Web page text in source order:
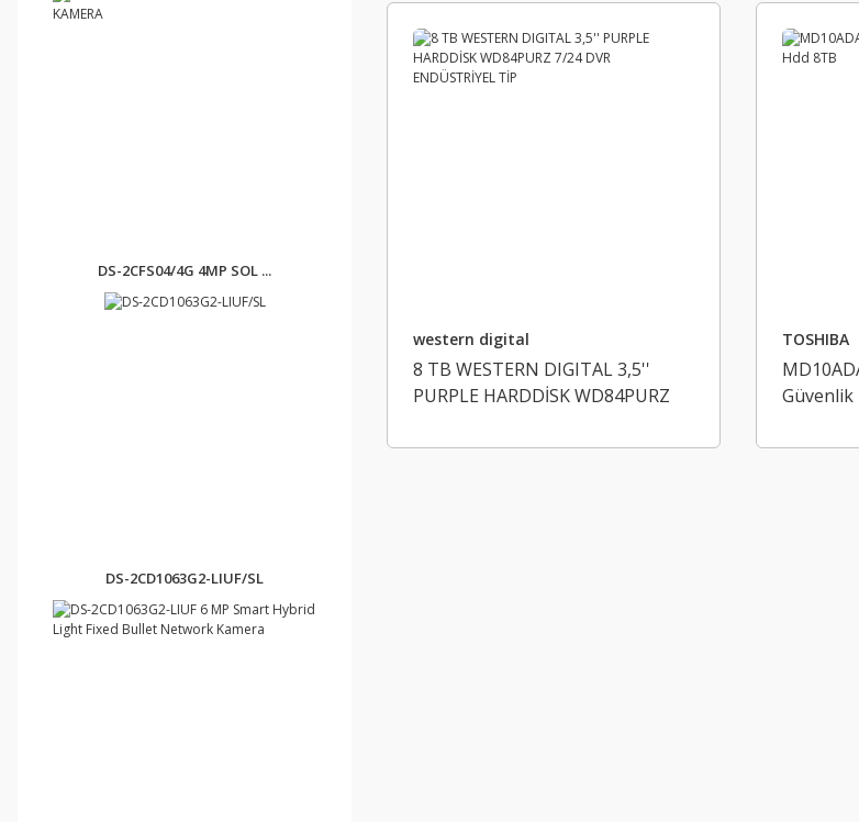
DS-2CFS04/4G 4MP SOL ...
DS-2CD1063G2-LIUF/SL
western digital
8 TB WESTERN DIGITAL 3,5''
PURPLE HARDDİSK WD84PURZ
TOSHIBA
Güvenlik